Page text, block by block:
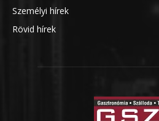
Személyi hírek
Rövid hírek